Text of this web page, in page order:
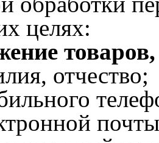
целях:
отчество;